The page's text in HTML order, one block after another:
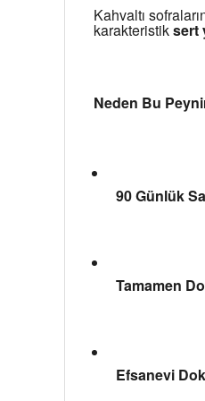
Kahvaltı
karakteristik sert
Neden Bu
90 Günlük
Tamamen
Efsanevi